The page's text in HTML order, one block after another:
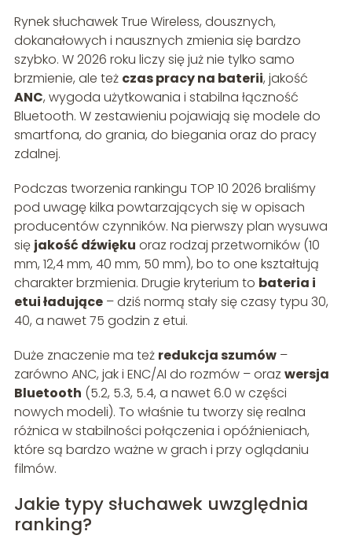
Rynek słuchawek True Wireless, dousznych,
dokanałowych i nausznych zmienia się bardzo
szybko. W 2026 roku liczy się już nie tylko samo
brzmienie, ale też czas pracy na baterii, jakość
ANC, wygoda użytkowania i stabilna łączność
Bluetooth. W zestawieniu pojawiają się modele do
smartfona, do grania, do biegania oraz do pracy
zdalnej.
Podczas tworzenia rankingu TOP 10 2026 braliśmy
pod uwagę kilka powtarzających się w opisach
producentów czynników. Na pierwszy plan wysuwa
się jakość dźwięku oraz rodzaj przetworników (10
mm, 12,4 mm, 40 mm, 50 mm), bo to one kształtują
charakter brzmienia. Drugie kryterium to bateria i
etui ładujące– dziś normą stały się czasy typu 30,
40, a nawet 75 godzin z etui.
Duże znaczenie ma też redukcja szumów–
zarówno ANC, jak i ENC/AI do rozmów – oraz wersja
Bluetooth (5.2, 5.3, 5.4, a nawet 6.0 w części
nowych modeli). To właśnie tu tworzy się realna
różnica w stabilności połączenia i opóźnieniach,
które są bardzo ważne w grach i przy oglądaniu
filmów.
Jakie typy słuchawek uwzględnia
ranking?